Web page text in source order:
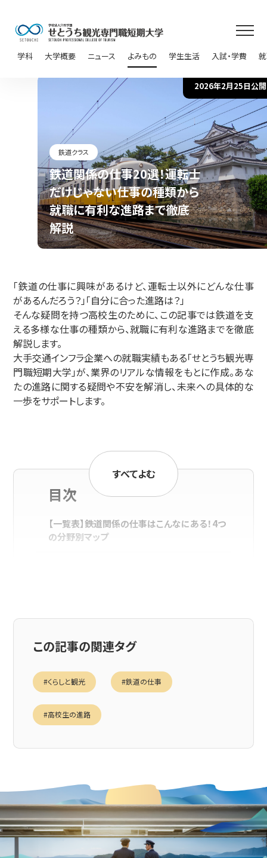
学科 大学概要 ニュース よみもの 学生生活 入試・学費
2026年2月25日公開
鉄道クラス
鉄道関係の仕事20選！運転士
だけじゃない仕事の種類から
就職に有利な進路まで徹底
解説
「鉄道の仕事に興味があるけど、運転士以外にどんな仕事
があるんだろう？」「自分に合った進路は？」
そんな疑問を持つ高校生のために、この記事では鉄道を支
える多様な仕事の種類から、就職に有利な進路までを徹底
解説します。
大手交通インフラ企業への就職実績もある「せとうち観光専
門職短期大学」が、業界のリアルな情報をもとに作成。あな
たの進路に関する疑問や不安を解消し、未来への具体的な
一歩をサポートします。
すべてよむ
目次
【一覧表】鉄道関係の仕事はこんなにある！4つ
の分野別マップ
③【未来を創る】鉄道会社のサービスや事業を
事5選
【進路選択】鉄道業界への夢を叶えるための学
校選び
まとめ：自分に合った仕事を見つけて、鉄道業界
で活躍する未来を描こう
この記事の関連タグ
#くらしと観光 #鉄道の仕事
#高校生の進路